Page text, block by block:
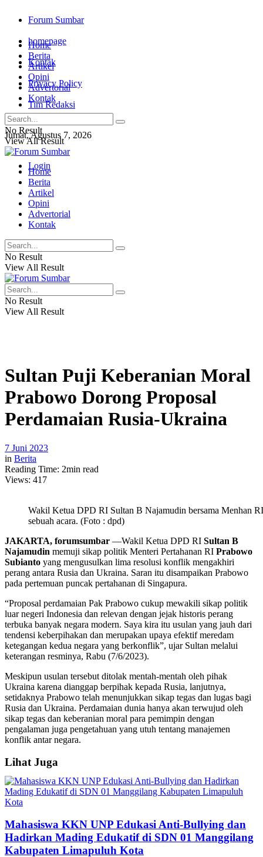
Forum Sumbar
homepage
Kontak
Privacy Policy
Tim Redaksi
Jumat, Agustus 7, 2026
Login
Home
Berita
Artikel
Opini
Advertorial
Kontak
No Result
View All Result
Home
Berita
Artikel
Opini
Advertorial
Kontak
No Result
View All Result
No Result
View All Result
Sultan Puji Keberanian Moral
Prabowo Dorong Proposal
Perdamaian Rusia-Ukraina
7 Juni 2023
in Berita
Reading Time: 2min read
Views: 417
Wakil Ketua DPD RI Sultan B Najamudin bersama Menhan
sebuah acara. (Foto : dpd)
JAKARTA, forumsumbar —Wakil Ketua DPD RI Sultan B
Najamudin memuji sikap politik Menteri Pertahanan RI Prabowo
Subianto yang mengusulkan lima resolusi konflik mengakhiri
perang antara Rusia dan Ukraina. Saran itu disampaikan Prabowo
pada pertemuan puncak pertahanan di Singapura.
“Proposal perdamaian Pak Prabowo cukup mewakili sikap politik
luar negeri Indonesia dan relevan dengan jejak historis perang
terbuka banyak negara modern. Saya kira itu usulan yang jauh dari
tendensi keberpihakan dan merupakan upaya efektif meredam
ketegangan kedua negara yang berkonflik”, ujar Sultan melalui
keterangan resminya, Rabu (7/6/2023).
Meskipun usulan tersebut ditolak mentah-mentah oleh pihak
Ukraina karena dianggap berpihak kepada Rusia, lanjutnya,
setidaknya Prabowo telah menunjukkan sikap tegas dan lugas bagi
Rusia dan Ukraina. Perdamaian dunia hanya akan terwujud oleh
sikap tegas dan keberanian moral para pemimpin dengan
pengalaman juga pengetahuan yang utuh tentang manajemen
konflik antar negara.
Lihat Juga
Mahasiswa KKN UNP Edukasi Anti-Bullying dan
Hadirkan Mading Edukatif di SDN 01 Manggilang
Kabupaten Limapuluh Kota